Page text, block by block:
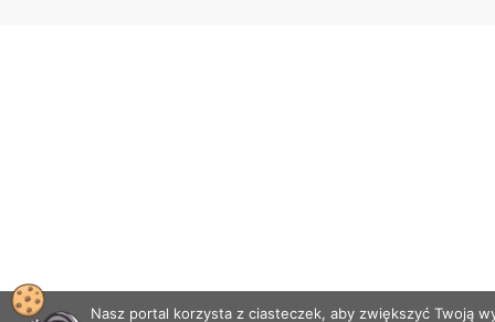
Nasz portal korzysta z ciasteczek, aby zwiększyć Twoją